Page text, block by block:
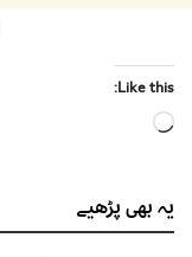
Like this:
Loading…
یہ بھیپڑھیے